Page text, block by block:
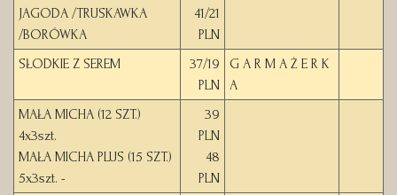
JAGODA /TRUSKAWKA
/BORÓWKA
41/21
PLN
SŁODKIE Z SEREM
37/19
PLN
G A R M A Ż E R K
A
MAŁA MICHA (12 SZT.)
4x3szt.
MAŁA MICHA PLUS (15 SZT.)
5x3szt. -
39
PLN
48
PLN